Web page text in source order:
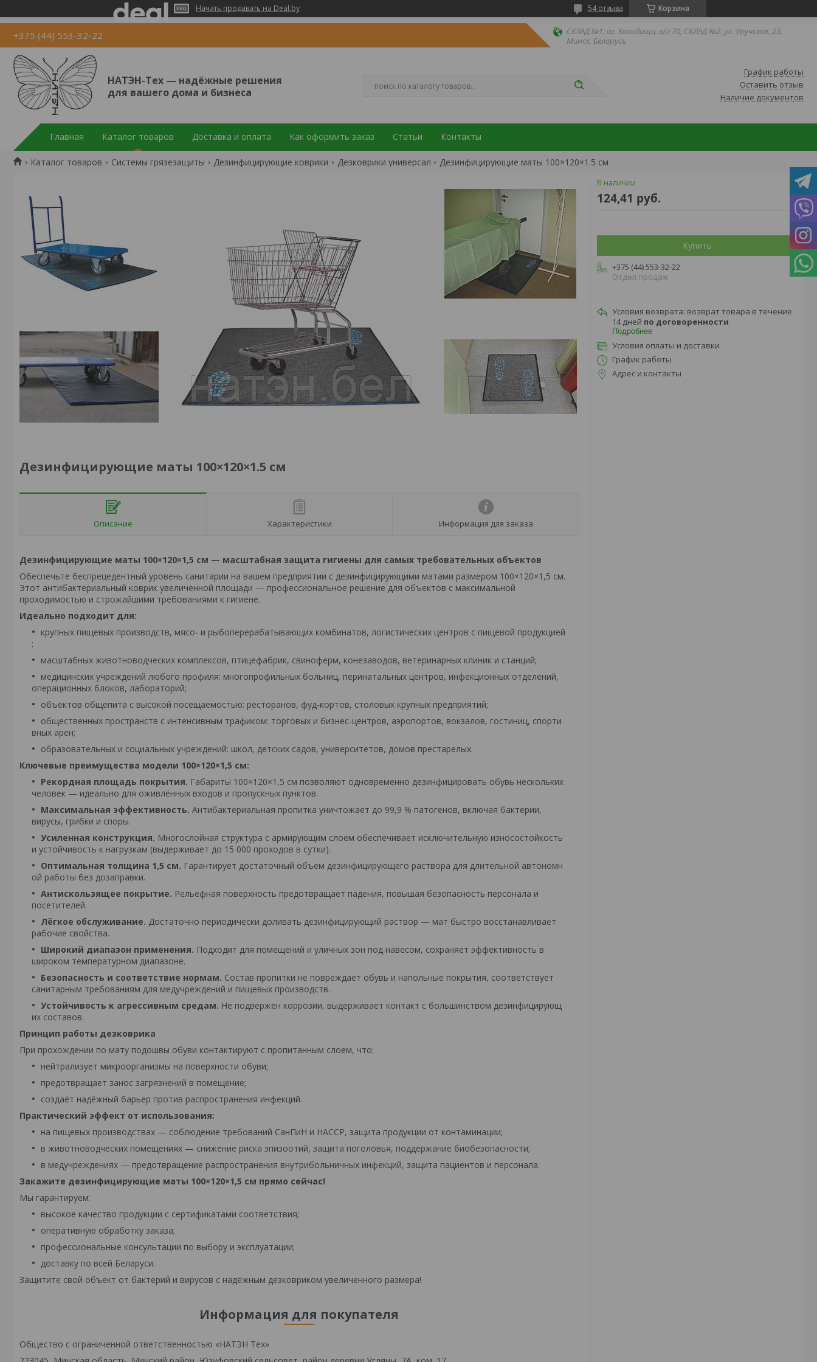
Начать продавать на Deal.by Корзина
54 отзыва
+375 (44) 553-32-22
СКЛАД №1: аг. Колодищи, в/г 70; СКЛАД №2: ул. Уручская, 23,
Минск, Беларусь
НАТЭН-Тех — надёжные решения
для вашего дома и бизнеса
График работы
Оставить отзыв
Наличие документов
Главная Каталог товаров Доставка и оплата Как оформить заказ Статьи Контакты
Каталог товаров Cистемы грязезащиты Дезинфицирующие коврики Дезковрики универсал Дезинфицирующие маты 100×120×1.5 см
Дезинфицирующие маты 100×120×1.5 см
Описание Характеристики Информация для заказа
Дезинфицирующие маты 100×120×1,5 см — масштабная защита гигиены для самых требовательных объектов
Обеспечьте беспрецедентный уровень санитарии на вашем предприятии с дезинфицирующими матами размером 100×120×1,5 см.
Этот антибактериальный коврик увеличенной площади — профессиональное решение для объектов с максимальной
проходимостью и строжайшими требованиями к гигиене.
Идеально подходит для:
крупных пищевых производств, мясо- и рыбоперерабатывающих комбинатов, логистических центров с пищевой продукцией
;
масштабных животноводческих комплексов, птицефабрик, свиноферм, конезаводов, ветеринарных клиник и станций;
медицинских учреждений любого профиля: многопрофильных больниц, перинатальных центров, инфекционных отделений,
операционных блоков, лабораторий;
объектов общепита с высокой посещаемостью: ресторанов, фуд‑кортов, столовых крупных предприятий;
общественных пространств с интенсивным трафиком: торговых и бизнес‑центров, аэропортов, вокзалов, гостиниц, спорти
вных арен;
образовательных и социальных учреждений: школ, детских садов, университетов, домов престарелых.
Ключевые преимущества модели 100×120×1,5 см:
Рекордная площадь покрытия. Габариты 100×120×1,5 см позволяют одновременно дезинфицировать обувь нескольких
человек — идеально для оживлённых входов и пропускных пунктов.
Максимальная эффективность. Антибактериальная пропитка уничтожает до 99,9 % патогенов, включая бактерии,
вирусы, грибки и споры.
Усиленная конструкция. Многослойная структура с армирующим слоем обеспечивает исключительную износостойкость
и устойчивость к нагрузкам (выдерживает до 15 000 проходов в сутки).
Оптимальная толщина 1,5 см. Гарантирует достаточный объём дезинфицирующего раствора для длительной автономн
ой работы без дозаправки.
Антискользящее покрытие. Рельефная поверхность предотвращает падения, повышая безопасность персонала и
посетителей.
Лёгкое обслуживание. Достаточно периодически доливать дезинфицирующий раствор — мат быстро восстанавливает
рабочие свойства.
Широкий диапазон применения. Подходит для помещений и уличных зон под навесом, сохраняет эффективность в
широком температурном диапазоне.
Безопасность и соответствие нормам. Состав пропитки не повреждает обувь и напольные покрытия, соответствует
санитарным требованиям для медучреждений и пищевых производств.
Устойчивость к агрессивным средам. Не подвержен коррозии, выдерживает контакт с большинством дезинфицирующ
их составов.
Принцип работы дезковрика
При прохождении по мату подошвы обуви контактируют с пропитанным слоем, что:
нейтрализует микроорганизмы на поверхности обуви;
предотвращает занос загрязнений в помещение;
создаёт надёжный барьер против распространения инфекций.
Практический эффект от использования:
на пищевых производствах — соблюдение требований СанПиН и HACCP, защита продукции от контаминации;
в животноводческих помещениях — снижение риска эпизоотий, защита поголовья, поддержание биобезопасности;
в медучреждениях — предотвращение распространения внутрибольничных инфекций, защита пациентов и персонала.
Закажите дезинфицирующие маты 100×120×1,5 см прямо сейчас!
Мы гарантируем:
высокое качество продукции с сертификатами соответствия;
оперативную обработку заказа;
профессиональные консультации по выбору и эксплуатации;
доставку по всей Беларуси.
Защитите свой объект от бактерий и вирусов с надёжным дезковриком увеличенного размера!
Информация для покупателя
Общество с ограниченной ответственностью «НАТЭН Тех»
В наличии
124,41 руб.
Купить
+375 (44) 553-32-22
Отдел продаж
возврат товара в течение
14 дней по договоренности
Подробнее
Условия оплаты и доставки
График работы
Адрес и контакты